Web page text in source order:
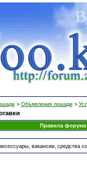
> Объявления лошади >
Правила форума
вакансии, средства